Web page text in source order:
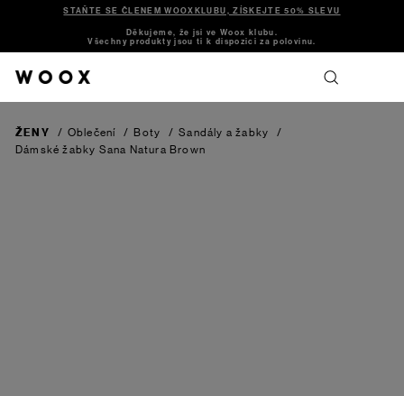
STAŇTE SE ČLENEM WOOXKLUBU, ZÍSKEJTE 50% SLEVU
Děkujeme, že jsi ve Woox klubu.
Všechny produkty jsou ti k dispozici za polovinu.
ŽENY / Oblečení / Boty / Sandály a žabky
/
Dámské žabky Sana Natura Brown